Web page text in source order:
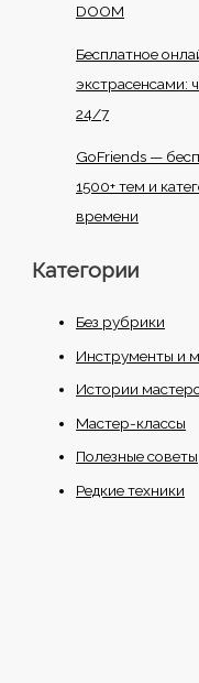
DOOM
Бесплатное
экстрасенсами:
24/7
GoFriends —
1500+ тем и
времени
Категории
Без рубрики
Инструменты и
Истории
Мастер-классы
Полезные советы
Редкие техники